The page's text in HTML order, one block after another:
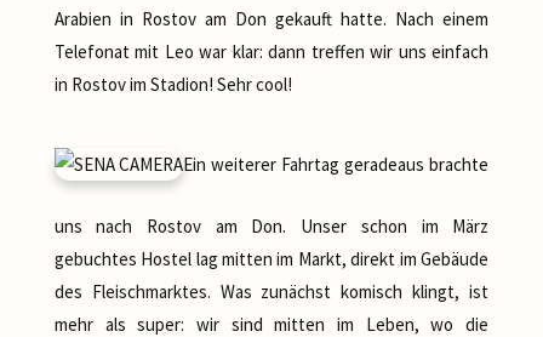
Arabien in Rostov am Don gekauft hatte. Nach einem
Telefonat mit Leo war klar: dann treffen wir uns einfach
in Rostov im Stadion! Sehr cool!
Ein weiterer Fahrtag geradeaus brachte
uns nach Rostov am Don. Unser schon im März
gebuchtes Hostel lag mitten im Markt, direkt im Gebäude
des Fleischmarktes. Was zunächst komisch klingt, ist
mehr als super: wir sind mitten im Leben, wo die